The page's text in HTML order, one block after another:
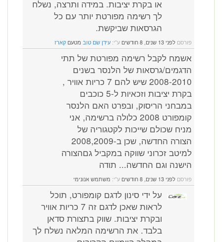
או בקרת יציבות. במידה ותרצה, נשלח
לך רשימה מפורטת יותר עם כל
הגרסאות שביקשת.
פורסם לפני 13 שנים, 8 חודשים ע"י: עידן שם טוב מטעם קארז
אשמח לקבל רשימה מפורטת של תתי
הדגמים/גרסאות של הלנסר בשנים
2008-2010 שיש להם 7 כריות אוויר ,
בקרת יציבות וזכאיות ל-5 כוכבים
במבחני הריסוק, ובפרט האם הלנסר
קומפורט 2008 כלולה ברשימה, אני
מניח שכולם שייכות לקטגוריה של
הצורה החדשה, שכן ב-2008,2009
למיטב זכרוני שווקה במקביל גםהצורה
הישנה וגם החדשה... תודה
פורסם לפני 13 שנים, 8 חודשים ע"י: משתמש אנונימי
על ידי סינון לדגם קומפורט, תוכל
לראות שאכן לדגם זה 7 כריות אוויר
ובקרת יציבות. שווק בתצורת סדאן
בלבד. את הרשימה המלאה נשלח לך